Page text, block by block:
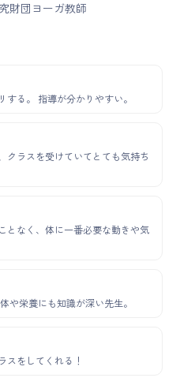
財団ヨーガ教師
る。 指導が分かりやすい。
クラスを受けていてとても気持ち
となく、体に一番必要な動きや気
や栄養にも知識が深い先生。
スをしてくれる！